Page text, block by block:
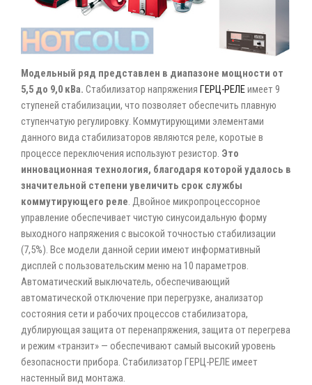
Модельный ряд представлен в диапазоне мощности от
5,5 до 9,0 кВа. Стабилизатор напряжения ГЕРЦ-РЕЛЕимеет 9
ступеней стабилизации, что позволяет обеспечить плавную
ступенчатую регулировку. Коммутирующими элементами
данного вида стабилизаторов являются реле, коротые в
процессе переключения используют резистор. Это
инновационная технология, благодаря которой удалось в
значительной степени увеличить срок службы
коммутирующего реле. Двойное микропроцессорное
управление обеспечивает чистую синусоидальную форму
выходного напряжения с высокой точностью стабилизации
(7,5%). Все модели данной серии имеют информативный
дисплей с пользовательским меню на 10 параметров.
Автоматический выключатель, обеспечивающий
автоматической отключение при перегрузке, анализатор
состояния сети и рабочих процессов стабилизатора,
дублирующая защита от перенапряжения, защита от перегрева
и режим «транзит» — обеспечивают самый высокий уровень
безопасности прибора. Стабилизатор ГЕРЦ-РЕЛЕ имеет
настенный вид монтажа.